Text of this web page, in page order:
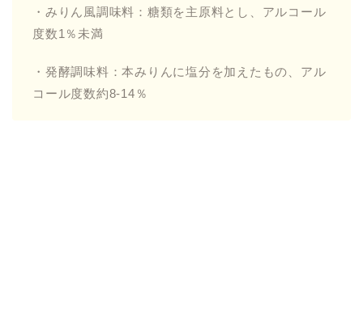
・みりん風調味料：糖類を主原料とし、アルコール
度数1％未満
・発酵調味料：本みりんに塩分を加えたもの、アル
コール度数約8-14％